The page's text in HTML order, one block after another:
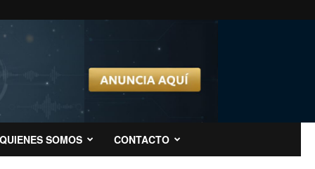
QUIENES SOMOS CONTACTO